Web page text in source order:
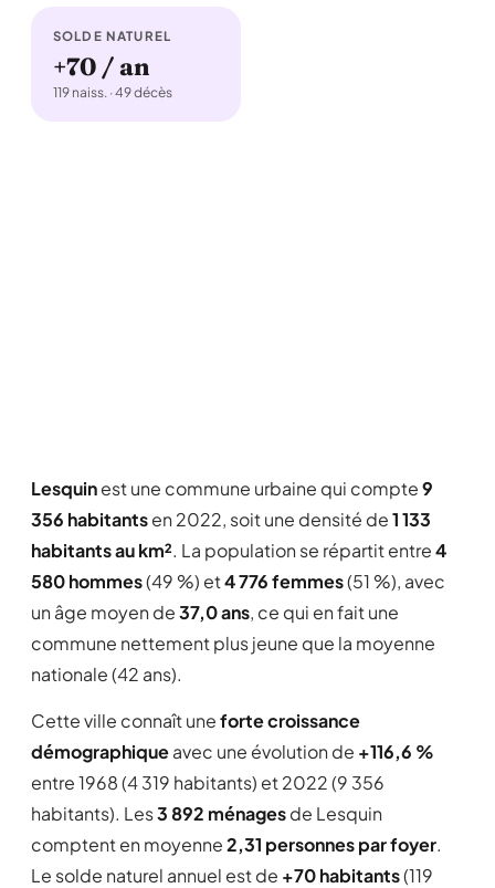
SOLDE NATUREL
+70 / an
119 naiss. · 49 décès
Lesquinest une commune urbaine qui compte9
356 habitantsen 2022, soit une densité de1 133
habitants au km². La population se répartit entre4
580 hommes(49 %) et4 776 femmes(51 %), avec
un âge moyen de37,0 ans, ce qui en fait une
commune nettement plus jeune que la moyenne
nationale (42 ans).
Cette ville connaît uneforte croissance
démographiqueavec une évolution de +116,6 %
entre 1968 (4 319 habitants) et 2022 (9 356
habitants). Les3 892 ménagesde Lesquin
comptent en moyenne2,31 personnes par foyer.
Le solde naturel annuel est de +70 habitants(119